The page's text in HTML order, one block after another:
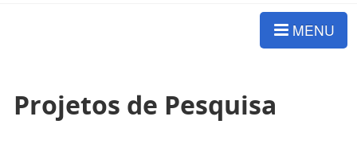
MENU
Projetos de Pesquisa